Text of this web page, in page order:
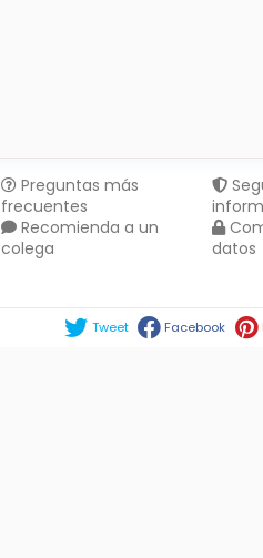
Preguntas más
frecuentes
Recomienda a un
colega
datos
Tweet Facebook